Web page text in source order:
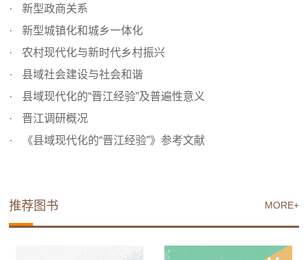
新型政商关系
新型城镇化和城乡一体化
农村现代化与新时代乡村振兴
县域社会建设与社会和谐
县域现代化的“晋江经验”及普遍性意义
晋江调研概况
《县域现代化的“晋江经验”》参考文献
MORE+
推荐图书